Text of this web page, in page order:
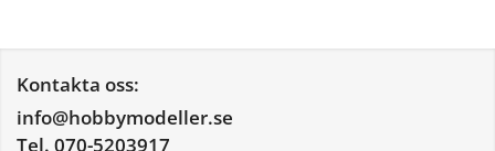
Kontakta oss:
info@hobbymodeller.se
Tel. 070-5203917